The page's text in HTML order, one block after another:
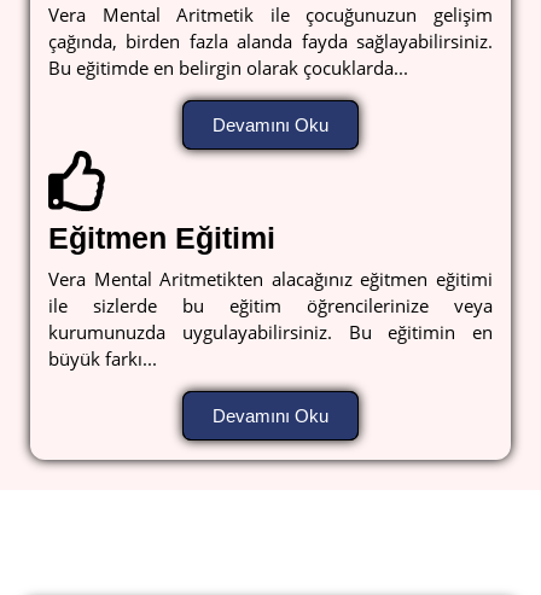
Vera Mental Aritmetik ile çocuğunuzun gelişim
çağında, birden fazla alanda fayda sağlayabilirsiniz.
Bu eğitimde en belirgin olarak çocuklarda...
Devamını Oku
Eğitmen Eğitimi
Vera Mental Aritmetikten alacağınız eğitmen eğitimi
ile sizlerde bu eğitim öğrencilerinize veya
kurumunuzda uygulayabilirsiniz. Bu eğitimin en
büyük farkı...
Devamını Oku